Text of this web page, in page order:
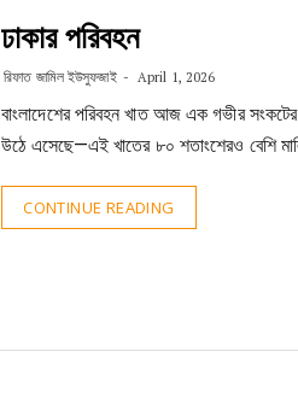
ঢাকার পরিবহন
রিফাত জামিল ইউসুফজাই April 1, 2026
বাংলাদেশের পরিবহন খাত আজ এক গভীর
উঠে এসেছে—এই খাতের ৮০ শতাংশেরও বেশি
CONTINUE READING